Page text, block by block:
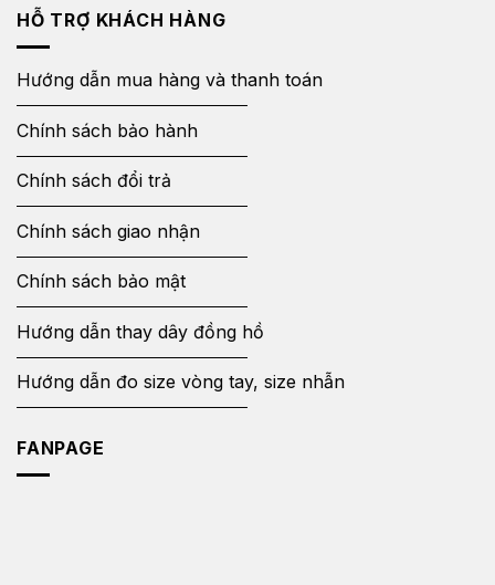
HỖ TRỢ KHÁCH HÀNG
Hướng dẫn mua hàng và thanh toán
Chính sách bảo hành
Chính sách đổi trả
Chính sách giao nhận
Chính sách bảo mật
Hướng dẫn thay dây đồng hồ
Hướng dẫn đo size vòng tay, size nhẫn
FANPAGE